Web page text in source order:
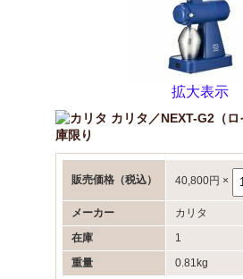
拡大表示
カリタ／NEXT-G2（
庫限り
販売価格（税込） 40,800円 ×
メーカー
カリタ
在庫
1
重量
0.81kg